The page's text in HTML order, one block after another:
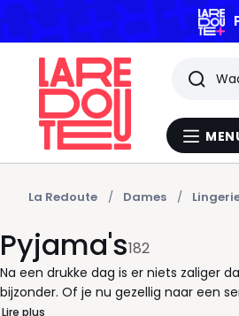
La Redoute Dames
Pyjama's182
Na een drukke dag is er niets zaliger
bijzonder. Of je nu gezellig naar een
juiste model zorgt voor echte
Lire plus